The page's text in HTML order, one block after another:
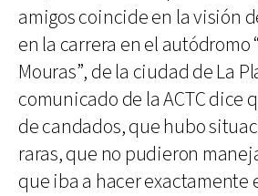
amigos coincide en la visión
en la carrera en el autódromo
Mouras”, de la ciudad de La
comunicado de la ACTC dice
de candados, que hubo
raras, que no pudieron
que iba a hacer exactamente